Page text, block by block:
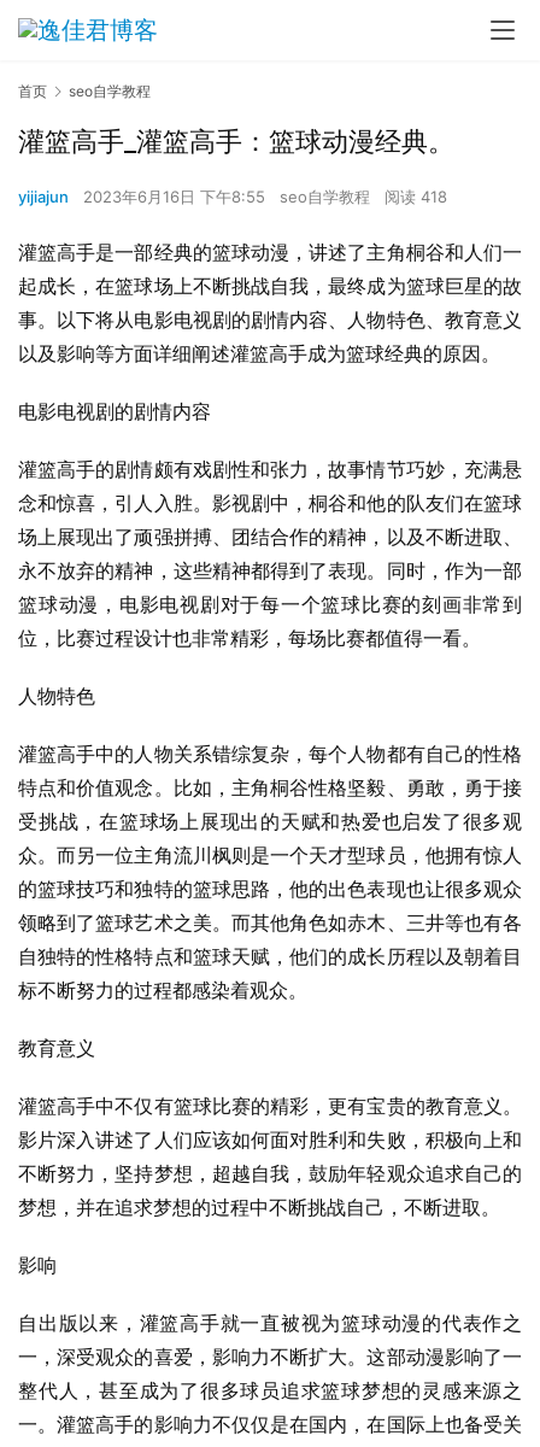
首页 seo自学教程
灌篮高手_灌篮高手：篮球动漫经典。
yijiajun 2023年6月16日 下午8:55 seo自学教程 阅读 418
灌篮高手是一部经典的篮球动漫，讲述了主角桐谷和人们一
起成长，在篮球场上不断挑战自我，最终成为篮球巨星的故
事。以下将从电影电视剧的剧情内容、人物特色、教育意义
以及影响等方面详细阐述灌篮高手成为篮球经典的原因。
电影电视剧的剧情内容
灌篮高手的剧情颇有戏剧性和张力，故事情节巧妙，充满悬
念和惊喜，引人入胜。影视剧中，桐谷和他的队友们在篮球
场上展现出了顽强拼搏、团结合作的精神，以及不断进取、
永不放弃的精神，这些精神都得到了表现。同时，作为一部
篮球动漫，电影电视剧对于每一个篮球比赛的刻画非常到
位，比赛过程设计也非常精彩，每场比赛都值得一看。
人物特色
灌篮高手中的人物关系错综复杂，每个人物都有自己的性格
特点和价值观念。比如，主角桐谷性格坚毅、勇敢，勇于接
受挑战，在篮球场上展现出的天赋和热爱也启发了很多观
众。而另一位主角流川枫则是一个天才型球员，他拥有惊人
的篮球技巧和独特的篮球思路，他的出色表现也让很多观众
领略到了篮球艺术之美。而其他角色如赤木、三井等也有各
自独特的性格特点和篮球天赋，他们的成长历程以及朝着目
标不断努力的过程都感染着观众。
教育意义
灌篮高手中不仅有篮球比赛的精彩，更有宝贵的教育意义。
影片深入讲述了人们应该如何面对胜利和失败，积极向上和
不断努力，坚持梦想，超越自我，鼓励年轻观众追求自己的
梦想，并在追求梦想的过程中不断挑战自己，不断进取。
影响
自出版以来，灌篮高手就一直被视为篮球动漫的代表作之
一，深受观众的喜爱，影响力不断扩大。这部动漫影响了一
整代人，甚至成为了很多球员追求篮球梦想的灵感来源之
一。灌篮高手的影响力不仅仅是在国内，在国际上也备受关